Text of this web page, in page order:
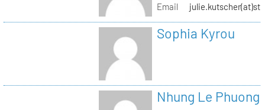
Email
Sophia Kyrou
Nhung Le Phuong